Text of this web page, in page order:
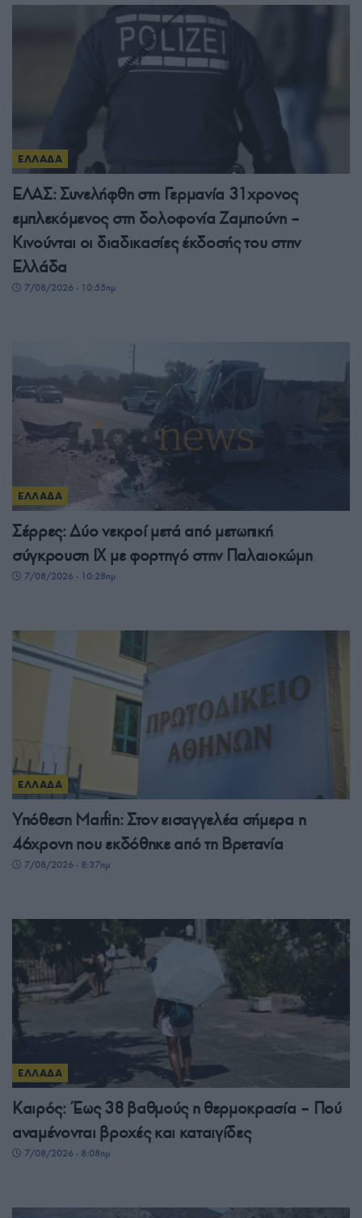
ΕΛΛΑΔΑ
ΕΛΑΣ: Συνελήφθη στη Γερμανία 31χρονος
εμπλεκόμενος στη δολοφονία Ζαμπούνη –
Κινούνται οι διαδικασίες έκδοσής του στην
Ελλάδα
7/08/2026 - 10:55πμ
ΕΛΛΑΔΑ
Σέρρες: Δύο νεκροί μετά από μετωπική
σύγκρουση ΙΧ με φορτηγό στην Παλαιοκώμη
7/08/2026 - 10:28πμ
ΕΛΛΑΔΑ
Υπόθεση Marfin: Στον εισαγγελέα σήμερα η
46χρονη που εκδόθηκε από τη Βρετανία
7/08/2026 - 8:37πμ
ΕΛΛΑΔΑ
Καιρός: Έως 38 βαθμούς η θερμοκρασία – Πού
αναμένονται βροχές και καταιγίδες
7/08/2026 - 8:08πμ